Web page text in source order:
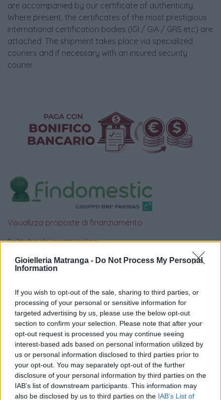
Gioielleria Matranga - Do Not Process My Personal
Information
If you wish to opt-out of the sale, sharing to third parties, or
processing of your personal or sensitive information for
targeted advertising by us, please use the below opt-out
section to confirm your selection. Please note that after your
opt-out request is processed you may continue seeing
interest-based ads based on personal information utilized by
us or personal information disclosed to third parties prior to
your opt-out. You may separately opt-out of the further
disclosure of your personal information by third parties on the
IAB’s list of downstream participants. This information may
also be disclosed by us to third parties on the IAB’s List of
are accompanied by our certificate of authenticity.
Where present, the certificates of the most prestigious
international certification bodies (IGI / GIA / GRS etc) are
attached. The shipment takes place via specialized
couriers and if necessary with an insured security
courier
Visualizza proposte di finanziamento
Politiche dei prezzi online
iRef:93
Google
4.8
Basato su 408 reviews
Powered byLocalImpact
Garanzia di due annisui prodotti usati, verificati dal